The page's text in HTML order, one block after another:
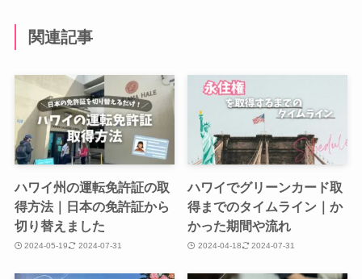
関連記事
ハワイ州の運転免許証の取
得方法｜日本の免許証から
切り替えました
2024-05-19 2024-07-31
ハワイでグリーンカード取
得までのタイムライン｜か
かった期間や流れ
2024-04-18 2024-07-31